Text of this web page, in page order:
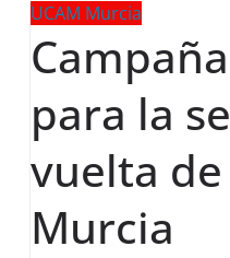
UCAM Murcia
para la
vuelta de
Murcia